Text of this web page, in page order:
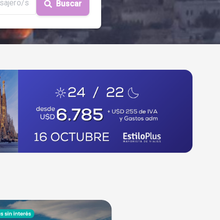
s Buscar